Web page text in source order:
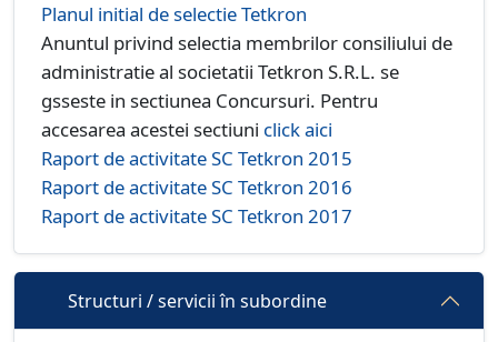
Planul initial de selectie Tetkron
Anuntul privind selectia membrilor consiliului de
administratie al societatii Tetkron S.R.L. se
gsseste in sectiunea Concursuri. Pentru
accesarea acestei sectiuni click aici
Raport de activitate SC Tetkron 2015
Raport de activitate SC Tetkron 2016
Raport de activitate SC Tetkron 2017
Structuri / servicii în subordine